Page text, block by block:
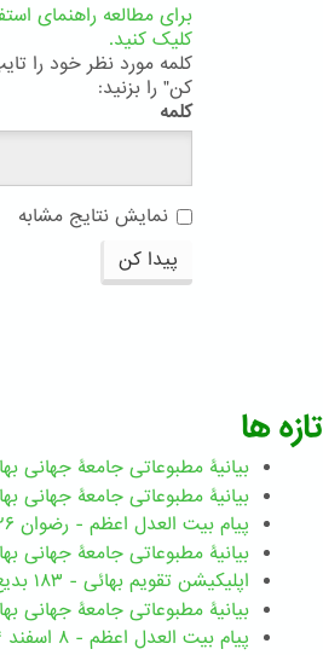
برای مطالعه راهنمای
کلیک کنید.
کلمه مورد نظر خود را
کن" را بزنید:
کلمه
نمایش نتایج مشابه
پیدا کن
تازه ها
بیانیۀ مطبوعاتی جامعۀ جهانی بهائی - ۱۶
بیانیۀ مطبوعاتی جامعۀ جهانی بهائی - ۸
پیام بیت العدل اعظم - رضوان ۲۰۲۶ میلادی (۱۸۳بدیع)
بیانیۀ مطبوعاتی جامعۀ جهانی بهائی - ۱۹
اپلیکیشن تقویم بهائی - ۱۸۳ بدیع
بیانیۀ مطبوعاتی جامعۀ جهانی بهائی - ۴
پیام بیت العدل اعظم - ۸ اسفند ۱۴۰۴